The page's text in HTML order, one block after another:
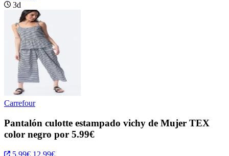
3d
Carrefour
Pantalón culotte estampado vichy de Mujer TEX
color negro por 5.99€
5.99€ 12.99€